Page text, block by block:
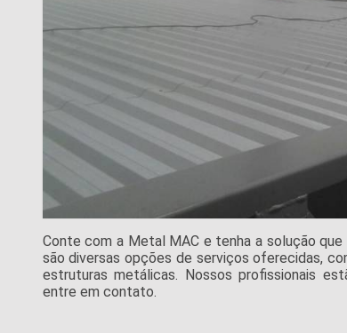
Conte com a Metal MAC e tenha a solução
são diversas opções de serviços oferecidas,
estruturas metálicas. Nossos profissionais
entre em contato.